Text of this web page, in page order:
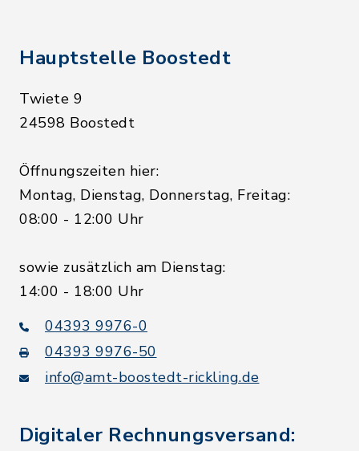
Hauptstelle Boostedt
Twiete 9
24598 Boostedt
Öffnungszeiten hier:
Montag, Dienstag, Donnerstag, Freitag:
08:00 - 12:00 Uhr
sowie zusätzlich am Dienstag:
14:00 - 18:00 Uhr
04393 9976-0
04393 9976-50
info@amt-boostedt-rickling.de
Digitaler Rechnungsversand: